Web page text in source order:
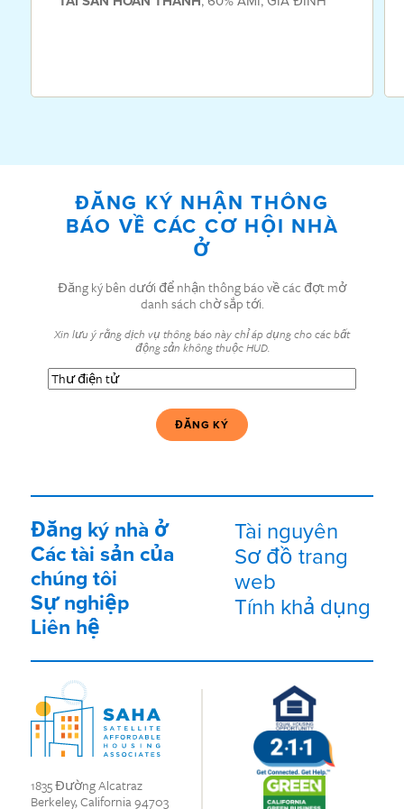
1835 Đường Alcatraz
Berkeley, California 94703
ĐĂNG KÝ NHẬN THÔNG
BÁO VỀ CÁC CƠ HỘI NHÀ
Ở
Đăng ký bên dưới để nhận thông báo về các đợt mở
danh sách chờ sắp tới.
Xin lưu ý rằng dịch vụ thông báo này chỉ áp dụng cho các bất
động sản không thuộc HUD.
Thư
điện
Đăng ký nhà ở
Các tài sản của
chúng tôi
Sự nghiệp
Liên hệ
Tài nguyên
Sơ đồ trang
web
Tính khả dụng